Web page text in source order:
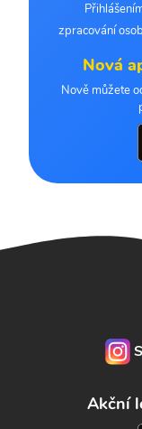
zpracování
Nová
Nově můžete
Akční